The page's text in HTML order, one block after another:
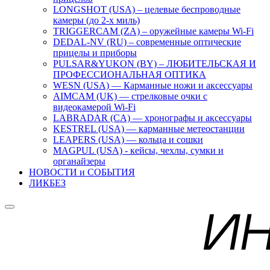
LONGSHOT (USA) – целевые беспроводные
камеры (до 2-х миль)
TRIGGERCAM (ZA) – оружейные камеры Wi-Fi
DEDAL-NV (RU) – современные оптические
прицелы и приборы
PULSAR&YUKON (BY) – ЛЮБИТЕЛЬСКАЯ И
ПРОФЕССИОНАЛЬНАЯ ОПТИКА
WESN (USA) — Карманные ножи и аксессуары
AIMCAM (UK) — стрелковые очки с
видеокамерой Wi-Fi
LABRADAR (CA) — хронографы и аксессуары
KESTREL (USA) — карманные метеостанции
LEAPERS (USA) — кольца и сошки
MAGPUL (USA) - кейсы, чехлы, сумки и
органайзеры
НОВОСТИ и СОБЫТИЯ
ЛИКБЕЗ